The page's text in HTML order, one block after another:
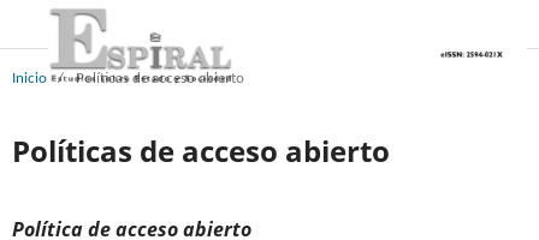
Inicio / Políticas de acceso abierto
Políticas de acceso abierto
Política de acceso abierto